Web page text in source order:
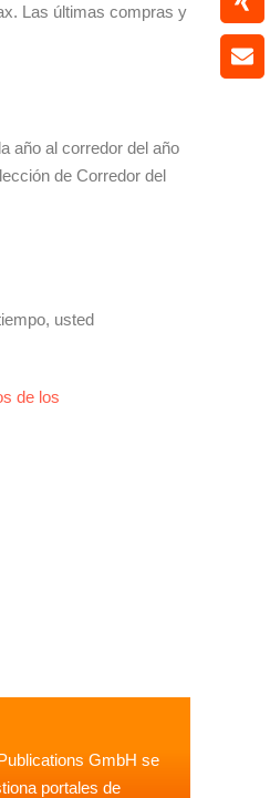
Las últimas compras y
año al corredor del año
de Corredor del
usted
de los
GmbH se
portales de